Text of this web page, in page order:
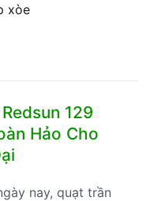
xòe
129
Hảo Cho
nay, quạt trần